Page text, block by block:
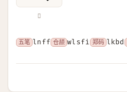
𦌍
五笔 lnff 仓颉 wlsfi 郑码 lkbd